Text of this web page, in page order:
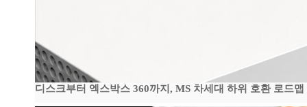
디스크부터 엑스박스 360까지, MS 차세대 하위 호환 로드맵